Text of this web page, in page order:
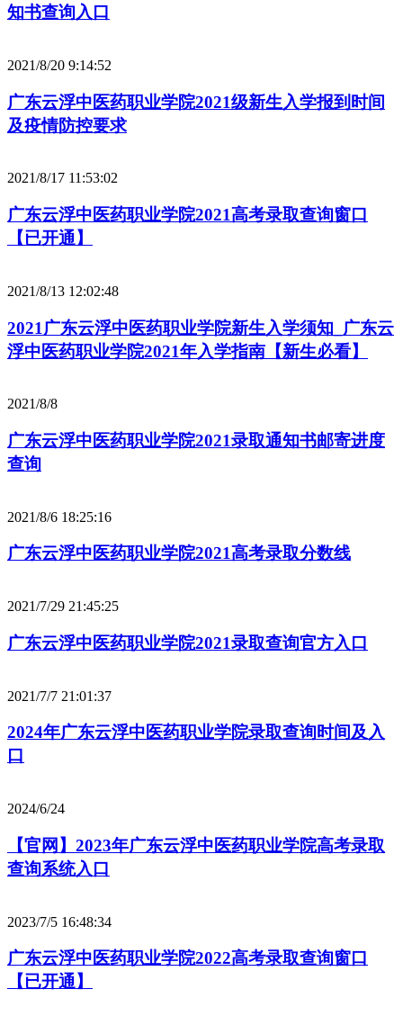
知书查询入口
2021/8/20 9:14:52
广东云浮中医药职业学院2021级新生入学报到时间
及疫情防控要求
2021/8/17 11:53:02
广东云浮中医药职业学院2021高考录取查询窗口
【已开通】
2021/8/13 12:02:48
2021广东云浮中医药职业学院新生入学须知_广东云
浮中医药职业学院2021年入学指南【新生必看】
2021/8/8
广东云浮中医药职业学院2021录取通知书邮寄进度
查询
2021/8/6 18:25:16
广东云浮中医药职业学院2021高考录取分数线
2021/7/29 21:45:25
广东云浮中医药职业学院2021录取查询官方入口
2021/7/7 21:01:37
2024年广东云浮中医药职业学院录取查询时间及入
口
2024/6/24
【官网】2023年广东云浮中医药职业学院高考录取
查询系统入口
2023/7/5 16:48:34
广东云浮中医药职业学院2022高考录取查询窗口
【已开通】